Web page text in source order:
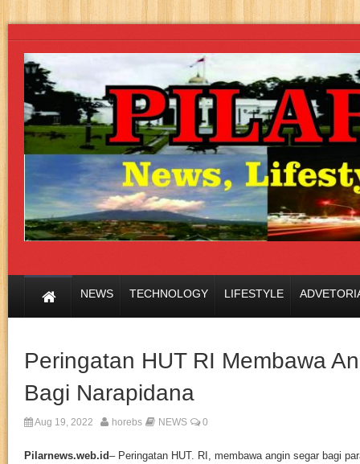
NEWS TECHNOLOGY LIFESTYLE
Peringatan HUT RI Membawa
Bagi Narapidana
Aug 19, 2022 horebs NEWS 0
Pilarnews.web.id– Peringatan HUT. RI, membawa angin segar bagi